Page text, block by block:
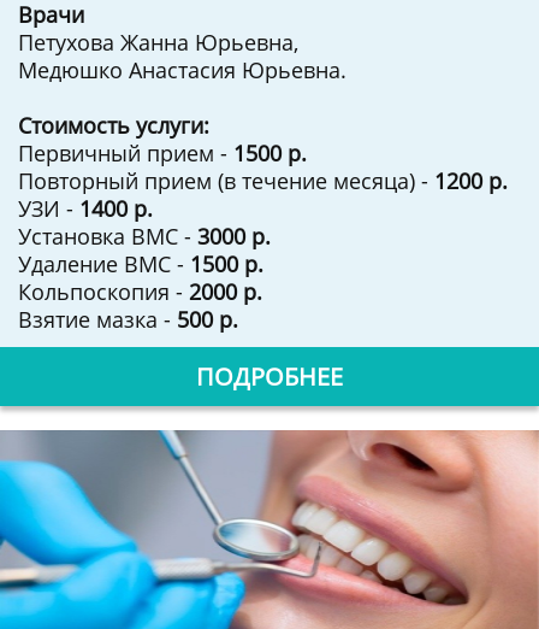
Врачи
Петухова Жанна Юрьевна,
Медюшко Анастасия Юрьевна.
Стоимость услуги:
Первичный прием - 1500 р.
Повторный прием (в течение месяца) - 1200 р.
УЗИ - 1400 р.
Установка ВМС - 3000 р.
Удаление ВМС - 1500 р.
Кольпоскопия - 2000 р.
Взятие мазка - 500 р.
ПОДРОБНЕЕ